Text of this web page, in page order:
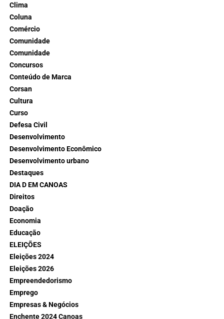
Clima
Coluna
Comércio
Comunidade
Comunidade
Concursos
Conteúdo de Marca
Corsan
Cultura
Curso
Defesa Civil
Desenvolvimento
Desenvolvimento Econômico
Desenvolvimento urbano
Destaques
DIA D EM CANOAS
Direitos
Doação
Economia
Educação
ELEIÇÕES
Eleições 2024
Eleições 2026
Empreendedorismo
Emprego
Empresas & Negócios
Enchente 2024 Canoas